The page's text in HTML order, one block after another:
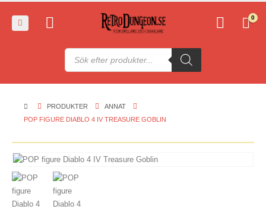
0
Produktsökning
PRODUKTER
ANNAT
POP FIGURE DIABLO 4 IV TREASURE GOBLIN